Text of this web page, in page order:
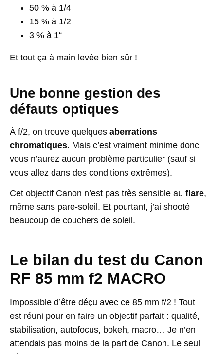
50 % à 1/4
15 % à 1/2
3 % à 1“
Et tout ça à main levée bien sûr !
Une bonne gestion des
défauts optiques
À f/2, on trouve quelques aberrations
chromatiques. Mais c’est vraiment minime donc
vous n’aurez aucun problème particulier (sauf si
vous allez dans des conditions extrêmes).
Cet objectif Canon n’est pas très sensible au flare,
même sans pare-soleil. Et pourtant, j’ai shooté
beaucoup de couchers de soleil.
Le bilan du test du Canon
RF 85 mm f2 MACRO
Impossible d’être déçu avec ce 85 mm f/2 ! Tout
est réuni pour en faire un objectif parfait : qualité,
stabilisation, autofocus, bokeh, macro… Je n’en
attendais pas moins de la part de Canon. Le seul